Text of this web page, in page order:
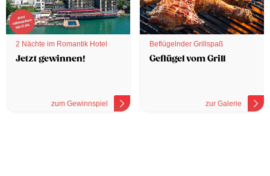
2 Nächte im Romantik Hotel
Jetzt gewinnen!
zum Gewinnspiel
Beflügelnder Grillspaß
Geflügel vom Grill
zur Galerie